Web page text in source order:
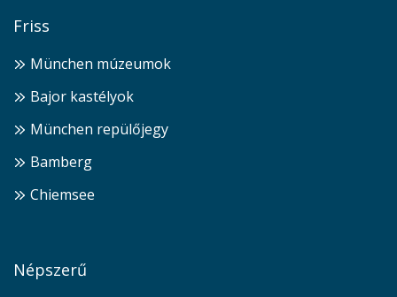
Friss
München múzeumok
Bajor kastélyok
München repülőjegy
Bamberg
Chiemsee
Népszerű